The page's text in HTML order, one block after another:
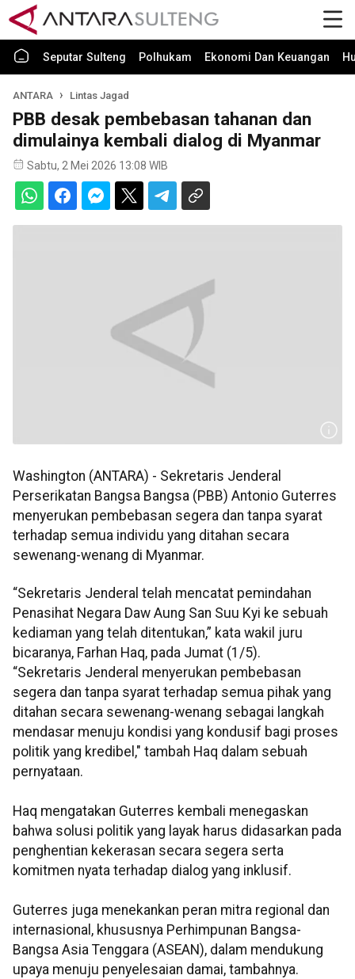
Seputar Sulteng Polhukam Ekonomi Dan Keuangan
ANTARA Lintas Jagad
PBB desak pembebasan tahanan dan
dimulainya kembali dialog di Myanmar
Sabtu, 2 Mei 2026 13:08 WIB
Washington (ANTARA) - Sekretaris Jenderal
Perserikatan Bangsa Bangsa (PBB) Antonio Guterres
menyerukan pembebasan segera dan tanpa syarat
terhadap semua individu yang ditahan secara
sewenang-wenang di Myanmar.
“Sekretaris Jenderal telah mencatat pemindahan
Penasihat Negara Daw Aung San Suu Kyi ke sebuah
kediaman yang telah ditentukan,” kata wakil juru
bicaranya, Farhan Haq, pada Jumat (1/5).
“Sekretaris Jenderal menyerukan pembebasan
segera dan tanpa syarat terhadap semua pihak yang
ditahan secara sewenang-wenang sebagai langkah
mendasar menuju kondisi yang kondusif bagi proses
politik yang kredibel," tambah Haq dalam sebuah
pernyataan.
Haq mengatakan Guterres kembali menegaskan
bahwa solusi politik yang layak harus didasarkan pada
penghentian kekerasan secara segera serta
komitmen nyata terhadap dialog yang inklusif.
Guterres juga menekankan peran mitra regional dan
internasional, khususnya Perhimpunan Bangsa-
Bangsa Asia Tenggara (ASEAN), dalam mendukung
upaya menuju penyelesaian damai, tambahnya.